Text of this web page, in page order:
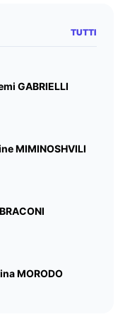
TUTTI
GABRIELLI
MIMINOSHVILI
MORODO